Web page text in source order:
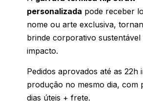
personalizada pode receber
nome ou arte exclusiva,
brinde corporativo sustentável
impacto.
Pedidos aprovados até as 22h
produção no mesmo dia, com
dias úteis + frete.